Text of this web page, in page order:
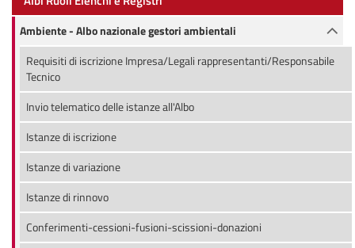
Ambiente - Albo nazionale gestori ambientali
Requisiti di iscrizione Impresa/Legali rappresentanti/Responsabile
Tecnico
Invio telematico delle istanze all'Albo
Istanze di iscrizione
Istanze di variazione
Istanze di rinnovo
Conferimenti-cessioni-fusioni-scissioni-donazioni